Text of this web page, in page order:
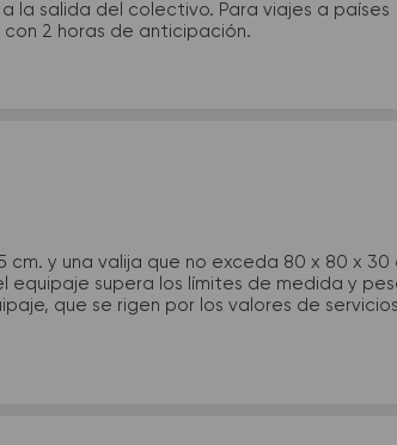
la salida del colectivo. Para viajes a países
2 horas de anticipación.
y una valija que no exceda 80 x 80 x 30
equipaje supera los límites de medida y
que se rigen por los valores de